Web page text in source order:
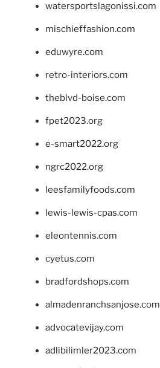
watersportslagonissi.com
mischieffashion.com
eduwyre.com
retro-interiors.com
theblvd-boise.com
fpet2023.org
e-smart2022.org
ngrc2022.org
leesfamilyfoods.com
lewis-lewis-cpas.com
eleontennis.com
cyetus.com
bradfordshops.com
almadenranchsanjose.com
advocatevijay.com
adlibilimler2023.com